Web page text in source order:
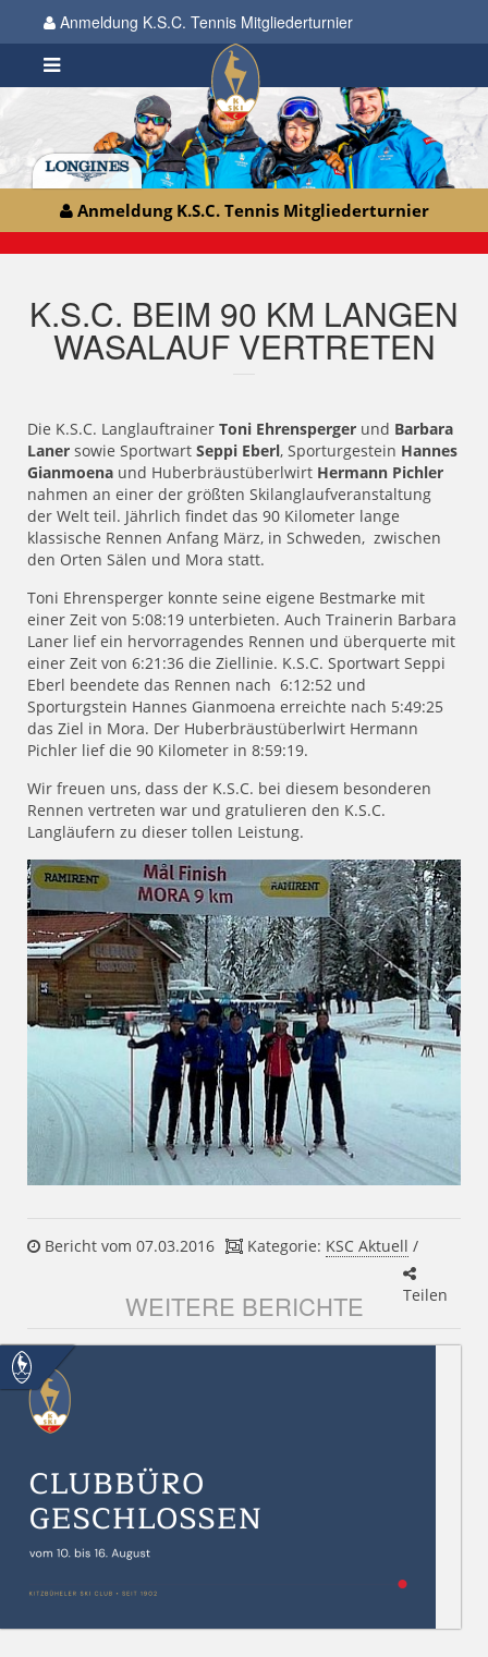
Anmeldung K.S.C. Tennis Mitgliederturnier
Anmeldung K.S.C. Tennis Mitgliederturnier
K.S.C. BEIM 90 KM LANGEN
WASALAUF VERTRETEN
Die K.S.C. Langlauftrainer Toni Ehrensperger und Barbara
Laner sowie Sportwart Seppi Eberl, Sporturgestein Hannes
Gianmoena und Huberbräustüberlwirt Hermann Pichler
nahmen an einer der größten Skilanglaufveranstaltung
der Welt teil. Jährlich findet das 90 Kilometer lange
klassische Rennen Anfang März, in Schweden, zwischen
den Orten Sälen und Mora statt.
Toni Ehrensperger konnte seine eigene Bestmarke mit
einer Zeit von 5:08:19 unterbieten. Auch Trainerin Barbara
Laner lief ein hervorragendes Rennen und überquerte mit
einer Zeit von 6:21:36 die Ziellinie. K.S.C. Sportwart Seppi
Eberl beendete das Rennen nach 6:12:52 und
Sporturgstein Hannes Gianmoena erreichte nach 5:49:25
das Ziel in Mora. Der Huberbräustüberlwirt Hermann
Pichler lief die 90 Kilometer in 8:59:19.
Wir freuen uns, dass der K.S.C. bei diesem besonderen
Rennen vertreten war und gratulieren den K.S.C.
Langläufern zu dieser tollen Leistung.
Bericht vom 07.03.2016 Kategorie: KSC Aktuell /
Teilen
WEITERE BERICHTE